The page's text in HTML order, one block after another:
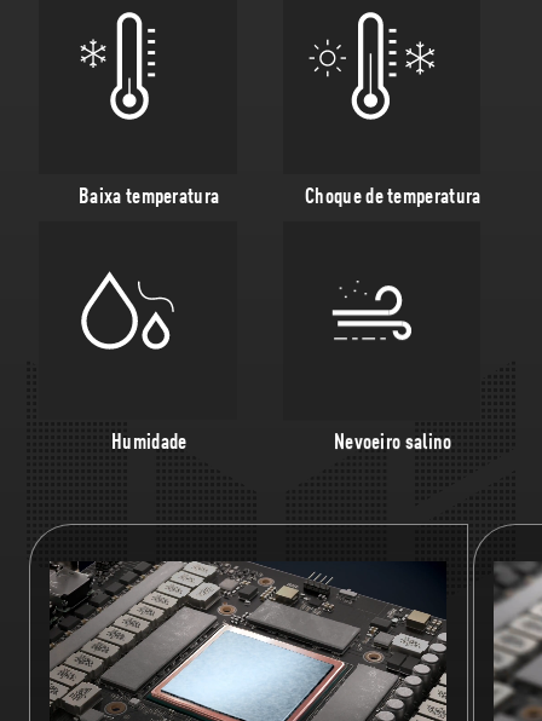
Baixa temperatura Choque de temperatura
Humidade Nevoeiro salino
Grande plano da almofada térmica da GPU de mudança de fase Vista